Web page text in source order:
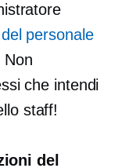
personale
Non
che intendi
staff!
del